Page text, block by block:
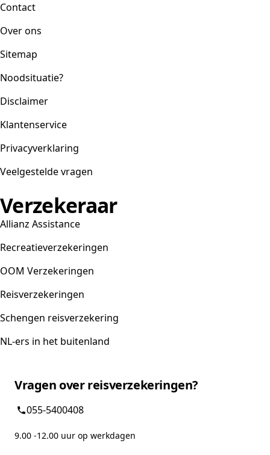
Contact
Over ons
Sitemap
Noodsituatie?
Disclaimer
Klantenservice
Privacyverklaring
Veelgestelde vragen
Verzekeraar
Allianz Assistance
Recreatieverzekeringen
OOM Verzekeringen
Reisverzekeringen
Schengen reisverzekering
NL-ers in het buitenland
Vragen over reisverzekeringen?
055-5400408
9.00 -12.00 uur op werkdagen